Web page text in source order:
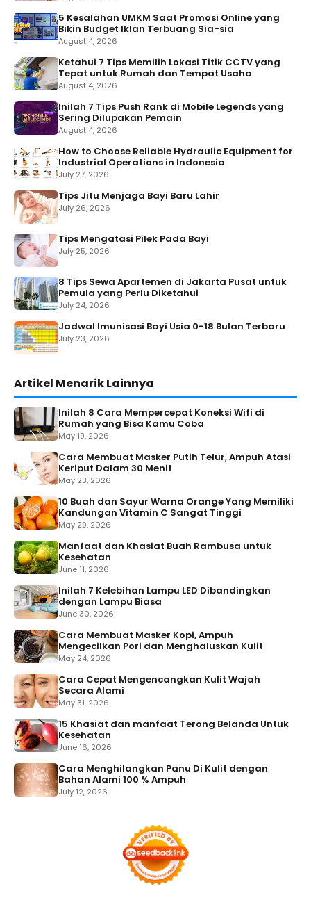
5 Kesalahan UMKM Saat Promosi Online yang
Bikin Budget Iklan Terbuang Sia-sia
August 4, 2026
Ketahui 7 Tips Memilih Lokasi Titik CCTV yang
Tepat untuk Rumah dan Tempat Usaha
August 4, 2026
Inilah 7 Tips Push Rank di Mobile Legends yang
Sering Dilupakan Pemain
August 4, 2026
How to Choose Reliable Hydraulic Equipment for
Industrial Operations in Indonesia
July 27, 2026
Tips Jitu Menjaga Bayi Baru Lahir
July 26, 2026
Tips Mengatasi Pilek Pada Bayi
July 25, 2026
8 Tips Sewa Apartemen di Jakarta Pusat untuk
Pemula yang Perlu Diketahui
July 24, 2026
Jadwal Imunisasi Bayi Usia 0-18 Bulan Terbaru
July 23, 2026
Artikel Menarik Lainnya
Inilah 8 Cara Mempercepat Koneksi Wifi di
Rumah yang Bisa Kamu Coba
May 19, 2026
Cara Membuat Masker Putih Telur, Ampuh Atasi
Keriput Dalam 30 Menit
May 23, 2026
10 Buah dan Sayur Warna Orange Yang Memiliki
Kandungan Vitamin C Sangat Tinggi
May 29, 2026
Manfaat dan Khasiat Buah Rambusa untuk
Kesehatan
June 11, 2026
Inilah 7 Kelebihan Lampu LED Dibandingkan
dengan Lampu Biasa
June 30, 2026
Cara Membuat Masker Kopi, Ampuh
Mengecilkan Pori dan Menghaluskan Kulit
May 24, 2026
Cara Cepat Mengencangkan Kulit Wajah
Secara Alami
May 31, 2026
15 Khasiat dan manfaat Terong Belanda Untuk
Kesehatan
June 16, 2026
Cara Menghilangkan Panu Di Kulit dengan
Bahan Alami 100 % Ampuh
July 12, 2026